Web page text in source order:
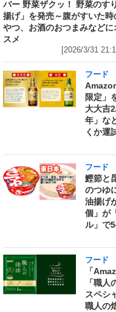
バー 野菜ザクッ！ 野菜のす
揚げ」を発売～腹がすいた時
やつ、お酒のおつまみなどに
スメ
[2026/3/31
フード
限定」
大大吉
年」な
くか運
フード
鰹節と
のつゆ
油揚げ
個」が
ル」で
フード
「
「職
スペシ
職人の